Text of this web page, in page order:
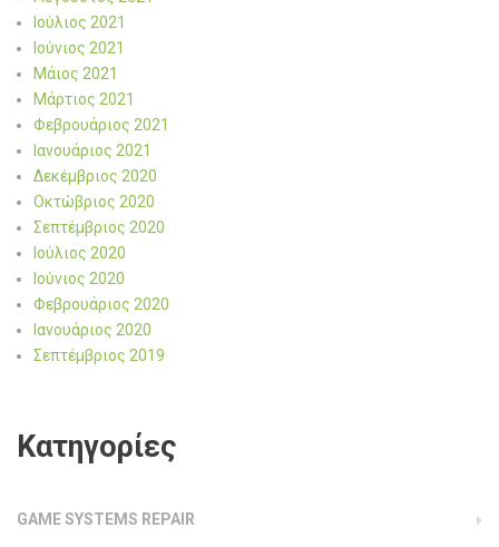
Ιούλιος 2021
Ιούνιος 2021
Μάιος 2021
Μάρτιος 2021
Φεβρουάριος 2021
Ιανουάριος 2021
Δεκέμβριος 2020
Οκτώβριος 2020
Σεπτέμβριος 2020
Ιούλιος 2020
Ιούνιος 2020
Φεβρουάριος 2020
Ιανουάριος 2020
Σεπτέμβριος 2019
Kατηγορίες
GAME SYSTEMS REPAIR